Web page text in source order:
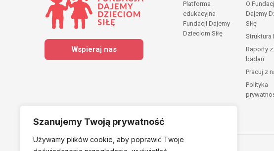
Szanujemy Twoją prywatność
Używamy plików cookie, aby poprawić Twoje
Wspieraj nas
Platforma
edukacyjna
Fundacji Dajemy
Dzieciom Siłę
O
Dajemy
Siłę
Struktura
Raporty
badań
Pracuj z
Polityka
Należymy do